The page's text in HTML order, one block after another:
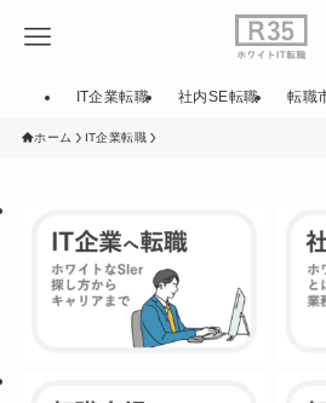
IT企業転職 社内SE転職 転職
ホーム IT企業転職